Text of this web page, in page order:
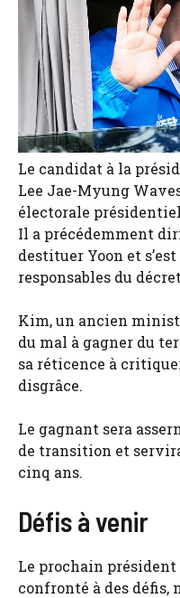
Le candidat à la
Lee Jae-Myung
électorale
Il a précédemment
destituer Yoon et
responsables du
Kim, un ancien
du mal à gagner du
sa réticence à
disgrâce.
Le gagnant sera
de transition et
cinq ans.
Défis à venir
Le prochain
confronté à des